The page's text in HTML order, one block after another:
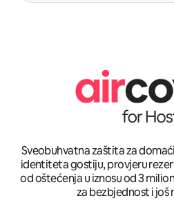
Sveobuhvatna zaštita za
identiteta gostiju, provjeru
od oštećenja u iznosu od 3
za bezbjednost i